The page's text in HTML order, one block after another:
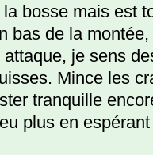
bosse mais est
bas de la
attaque, je sens
Mince les
tranquille
plus en